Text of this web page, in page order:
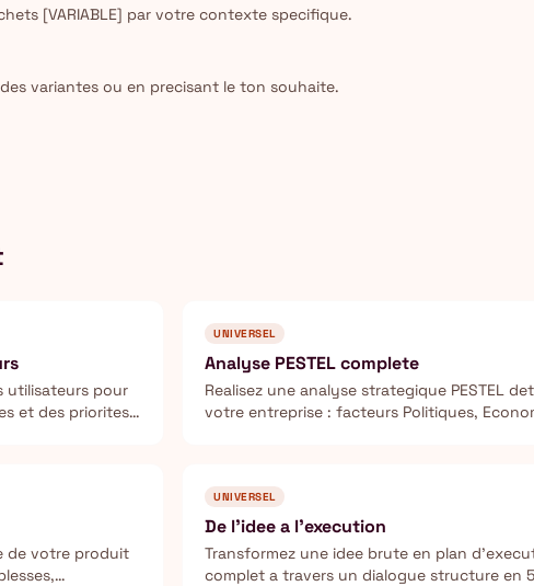
[VARIABLE] par votre contexte specifique.
variantes ou en precisant le ton souhaite.
utilisateurs pour
et des priorites
UNIVERSEL
Analyse PESTEL complete
Realisez une analyse strategique PESTEL
votre entreprise : facteurs Politiques,
de votre produit
UNIVERSEL
De l'idee a l'execution
Transformez une idee brute en plan
complet a travers un dialogue structure en